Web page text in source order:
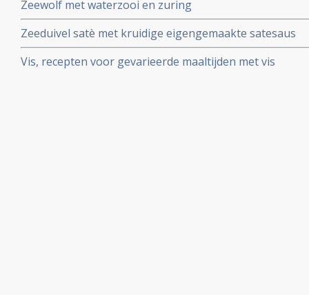
Zeewolf met waterzooi en zuring
Zeeduivel satè met kruidige eigengemaakte satesaus
Vis, recepten voor gevarieerde maaltijden met vis